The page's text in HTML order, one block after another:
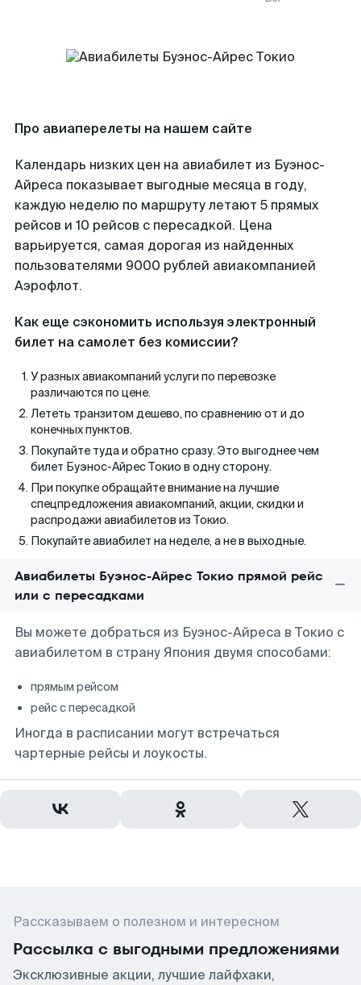
Про авиаперелеты на нашем сайте
Календарь низких цен на авиабилет из Буэнос-
Айреса показывает выгодные месяца в году,
каждую неделю по маршруту летают 5 прямых
рейсов и 10 рейсов с пересадкой. Цена
варьируется, самая дорогая из найденных
пользователями 9000 рублей авиакомпанией
Аэрофлот.
Как еще сэкономить используя электронный
билет на самолет без комиссии?
У разных авиакомпаний услуги по перевозке
различаются по цене.
Лететь транзитом дешево, по сравнению от и до
конечных пунктов.
Покупайте туда и обратно сразу. Это выгоднее чем
билет Буэнос-Айрес Токио в одну сторону.
При покупке обращайте внимание на лучшие
спецпредложения авиакомпаний, акции, скидки и
распродажи авиабилетов из Токио.
Покупайте авиабилет на неделе, а не в выходные.
Авиабилеты Буэнос-Айрес Токио прямой рейс
или с пересадками
Вы можете добраться из Буэнос-Айреса в Токио с
авиабилетом в страну Япония двумя способами:
прямым рейсом
рейс с пересадкой
Иногда в расписании могут встречаться
чартерные рейсы и лоукосты.
Рассказываем о полезном и интересном
Рассылка с выгодными предложениями
Эксклюзивные акции, лучшие лайфхаки,